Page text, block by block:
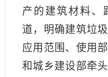
产的建筑材料、
道，明确建筑垃
应用范围、使用
和城乡建设部牵